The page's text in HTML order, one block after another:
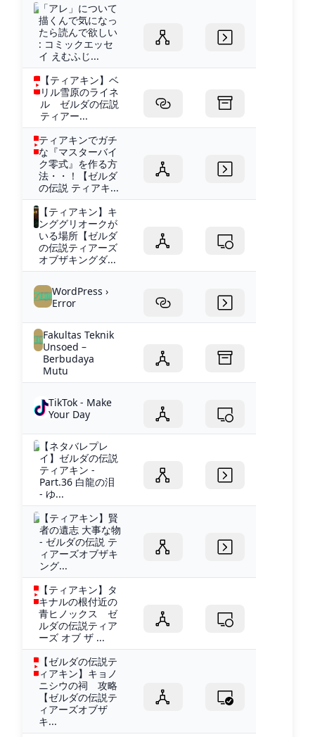
「アレ」について
描くんで気になっ
たら読んで欲しい
: コミックエッセ
イ えむふじ...
【ティアキン】ベ
リル雪原のライネ
ル ゼルダの伝説
ティアー...
ティアキンでガチ
な『マスターバイ
ク零式』を作る方
法・・！【ゼルダ
の伝説 ティアキ...
【ティアキン】キ
ンググリオークが
いる場所【ゼルダ
の伝説ティアーズ
オブザキングダ...
WordPress ›
Error
Fakultas Teknik
Unsoed –
Berbudaya
Mutu
TikTok - Make
Your Day
【ネタバレプレ
イ】ゼルダの伝説
ティアキン -
Part.36 白龍の泪
- ゆ...
【ティアキン】賢
者の遺志 大事な物
- ゼルダの伝説 テ
ィアーズオブザキ
ング...
【ティアキン】タ
キナルの根付近の
青ヒノックス ゼ
ルダの伝説ティア
ーズ オブ ザ ...
【ゼルダの伝説テ
ィアキン】キョノ
ニシウの祠 攻略
【ゼルダの伝説テ
ィアーズオブザ
キ...